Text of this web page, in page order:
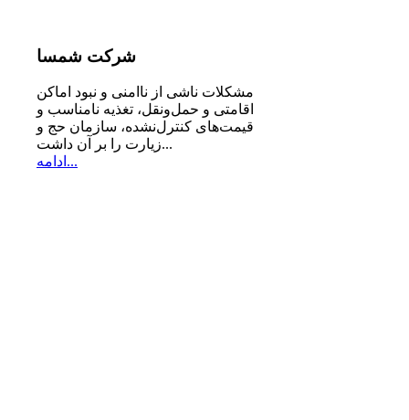
شرکت شمسا
مشكلات ناشی از ناامنی و نبود اماكن
اقامتی و حمل‌ونقل، تغذیه‌ نامناسب و
قیمت‌های كنترل‌نشده، سازمان حج و
زیارت را بر آن داشت...
ادامه...